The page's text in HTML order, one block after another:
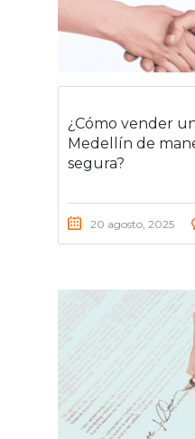
¿Cómo vender
Medellín de
segura?
20 agosto, 2025